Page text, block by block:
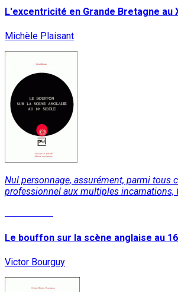
L'excentricité en Grande Bretagne au
Michèle Plaisant
Nul personnage, assurément, parmi tous
professionnel aux multiples incarnations,
Le bouffon sur la scène anglaise au 16
Victor Bourguy